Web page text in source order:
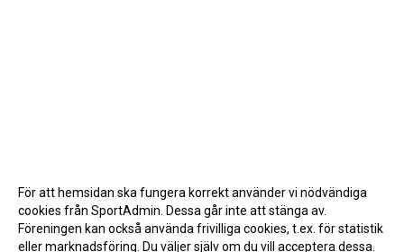
För att hemsidan ska fungera korrekt använder vi nödvändiga
cookies från SportAdmin. Dessa går inte att stänga av.
Föreningen kan också använda frivilliga cookies, t.ex. för statistik
eller marknadsföring. Du väljer själv om du vill acceptera dessa.